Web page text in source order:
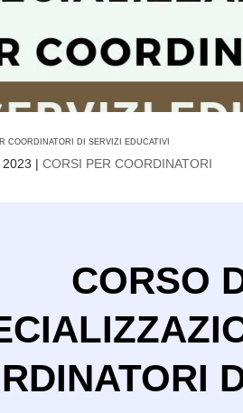
COORDINATORI DI SERVIZI EDUCATIVI
|CORSI PER COORDINATORI
CORSO